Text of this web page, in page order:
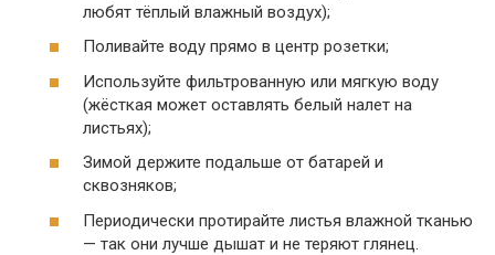
любят тёплый влажный воздух);
Поливайте воду прямо в центр розетки;
Используйте фильтрованную или мягкую воду
(жёсткая может оставлять белый налет на
листьях);
Зимой держите подальше от батарей и
сквозняков;
Периодически протирайте листья влажной тканью
— так они лучше дышат и не теряют глянец.